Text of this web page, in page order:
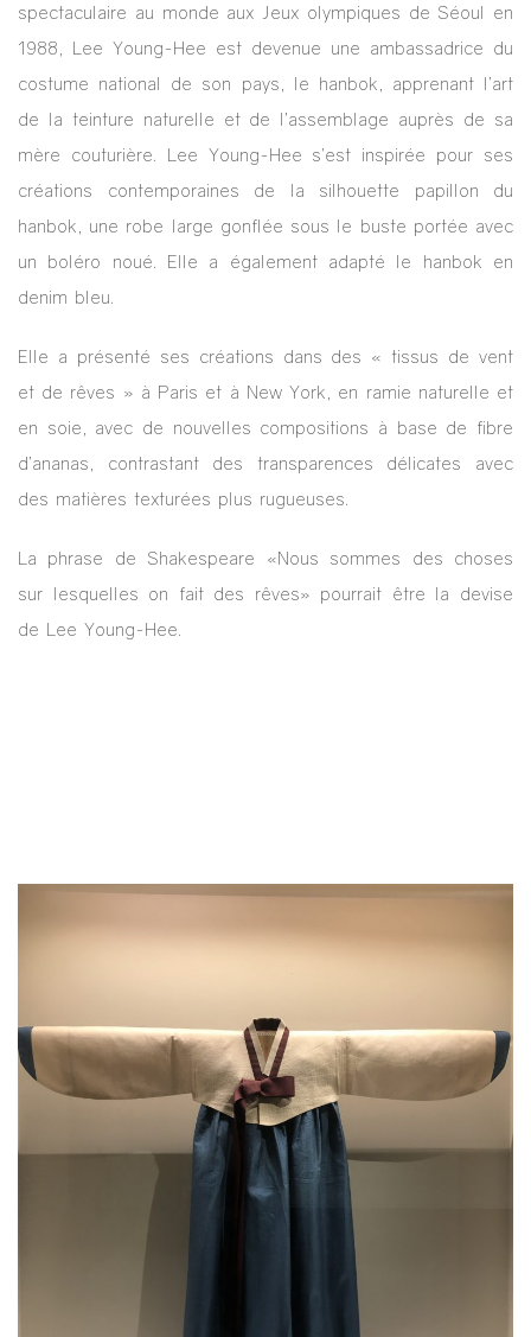
spectaculaire au monde aux Jeux olympiques de Séoul en
1988, Lee Young-Hee est devenue une ambassadrice du
costume national de son pays, le hanbok, apprenant l’art
de la teinture naturelle et de l’assemblage auprès de sa
mère couturière. Lee Young-Hee s’est inspirée pour ses
créations contemporaines de la silhouette papillon du
hanbok, une robe large gonflée sous le buste portée avec
un boléro noué. Elle a également adapté le hanbok en
denim bleu.
Elle a présenté ses créations dans des « tissus de vent
et de rêves » à Paris et à New York, en ramie naturelle et
en soie, avec de nouvelles compositions à base de fibre
d’ananas, contrastant des transparences délicates avec
des matières texturées plus rugueuses.
La phrase de Shakespeare «Nous sommes des choses
sur lesquelles on fait des rêves» pourrait être la devise
de Lee Young-Hee.